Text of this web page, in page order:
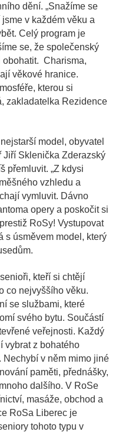
dění. „Snažíme se
v každém věku a
Celý program je
se, že společenský
obohatit. Charisma,
věkové hranice.
kterou si
zakladatelka Rezidence
model, obyvatel
Jiří Sklenička Zderazský
přemluvit. „Z kdysi
vzhledu a
vymluvit. Dávno
opery a poskočit si
RoSy! Vystupovat
s úsměvem model, který
kteří si chtějí
co nejvyššího věku.
se službami, které
svého bytu. Součástí
veřejnosti. Každý
vybrat z bohatého
Nechybí v něm mimo jiné
paměti, přednášky,
dalšího. V RoSe
masáže, obchod a
RoSa Liberec je
tohoto typu v